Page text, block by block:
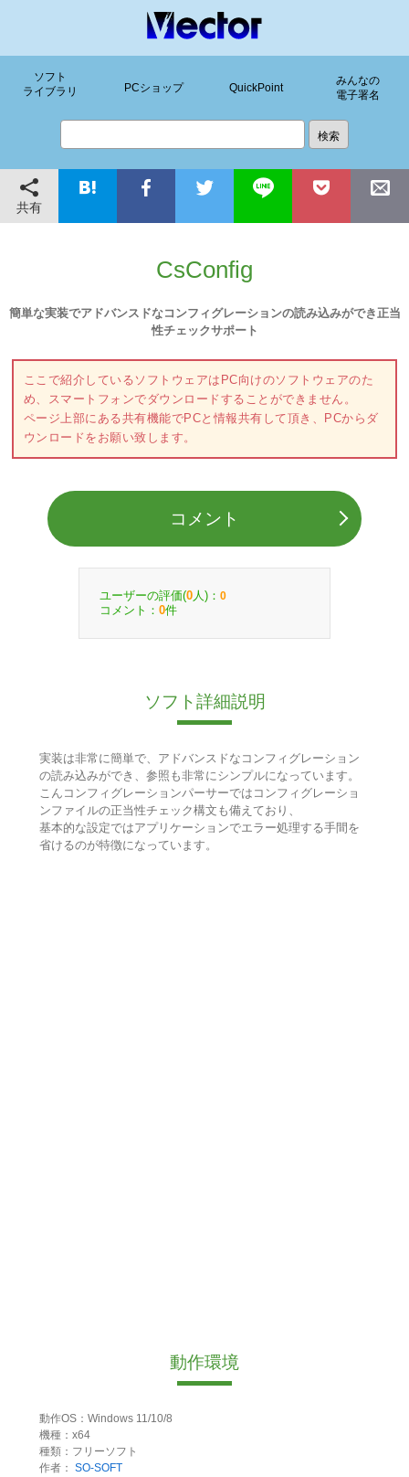
ソフト
ライブラリ
PCショップ QuickPoint
みんなの
電子署名
共有
CsConfig
簡単な実装でアドバンスドなコンフィグレーションの読み込みができ正当
性チェックサポート
ここで紹介しているソフトウェアはPC向けのソフトウェアのた
め、スマートフォンでダウンロードすることができません。
ページ上部にある共有機能でPCと情報共有して頂き、PCからダ
ウンロードをお願い致します。
コメント
ユーザーの評価(0 人)： 0
コメント： 0件
ソフト詳細説明
実装は非常に簡単で、アドバンスドなコンフィグレーション
の読み込みができ、参照も非常にシンプルになっています。
こんコンフィグレーションパーサーではコンフィグレーショ
ンファイルの正当性チェック構文も備えており、
基本的な設定ではアプリケーションでエラー処理する手間を
省けるのが特徴になっています。
動作環境
動作OS：Windows 11/10/8
機種：x64
種類：フリーソフト
作者： SO-SOFT